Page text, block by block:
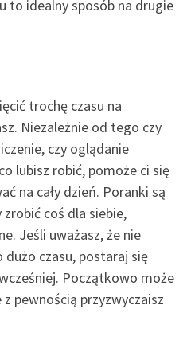
to idealny sposób na drugie
trochę czasu na
Niezależnie od tego czy
czy oglądanie
lubisz robić, pomoże ci się
na cały dzień. Poranki są
coś dla siebie,
Jeśli uważasz, że nie
czasu, postaraj się
Początkowo może
pewnością przyzwyczaisz